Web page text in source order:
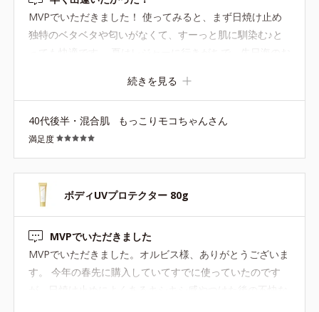
＊2＝シリル化シリカ、水、酸化チタン、BG、水酸化Al、ポリアク
リル酸Na、含水シリカ
＊3＝サッカロミセス／ハトムギ種子発酵液
＊4＝カニナバラ果実エキス
※アレルギーテスト済＝全ての方にアレルギーが起こらないという
MVPでいただきました！ 使ってみると、まず日焼け止め
独特のベタベタや匂いがなくて、すーっと肌に馴染む♪と
っても快適です。 夏はレジャーに行きがちで、先日海のお
した！いつもヒリヒリ真っ赤になって、熱をもつ私の肌で
することもなく…これはもう、早く出逢いたかったです
(^^)
続きを見る
40代後半・混合肌 もっこりモコちゃんさん
満足度
ボディUVプロテクター 80g
MVPでいただきました
MVPでいただきました。オルビス様、ありがとうございま
す。 今年の春先に購入していてすでに使っていたのです
が、日焼け止めによくあるキシキシ感やつけた後の不快な